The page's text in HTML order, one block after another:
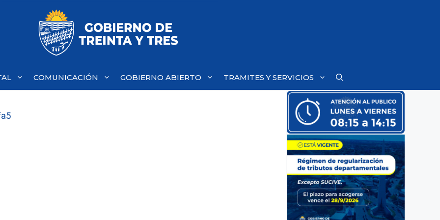
COMUNICACIÓN GOBIERNO ABIERTO TRAMITES Y SERVICIOS